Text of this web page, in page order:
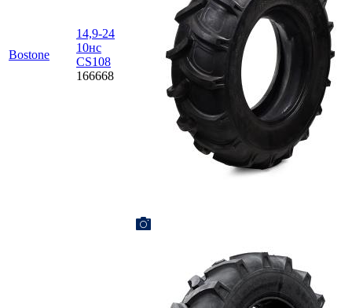
Bostone
14,9-24
10нс
CS108
166668